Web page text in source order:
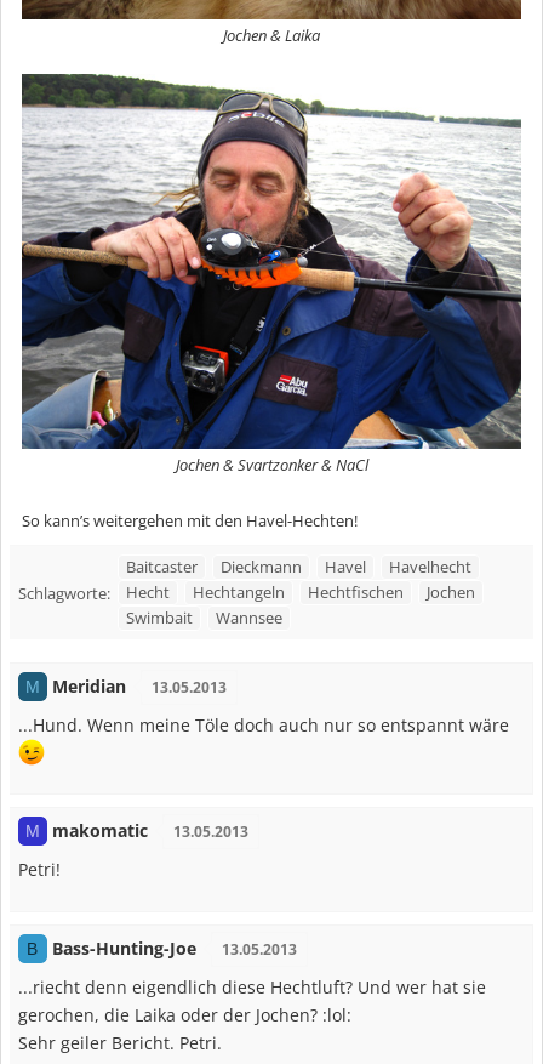
Jochen & Laika
Jochen & Svartzonker & NaCl
So kann’s weitergehen mit den Havel-Hechten!
Schlagworte:
Baitcaster Dieckmann Havel
Havelhecht
Hecht
Hechtangeln Hechtfischen
Jochen
Swimbait
Wannsee
M Meridian 13.05.2013
...Hund. Wenn meine Töle doch auch nur so entspannt wäre
M makomatic 13.05.2013
Petri!
B Bass-Hunting-Joe 13.05.2013
...riecht denn eigendlich diese Hechtluft? Und wer hat sie
gerochen, die Laika oder der Jochen? :lol:
Sehr geiler Bericht. Petri.